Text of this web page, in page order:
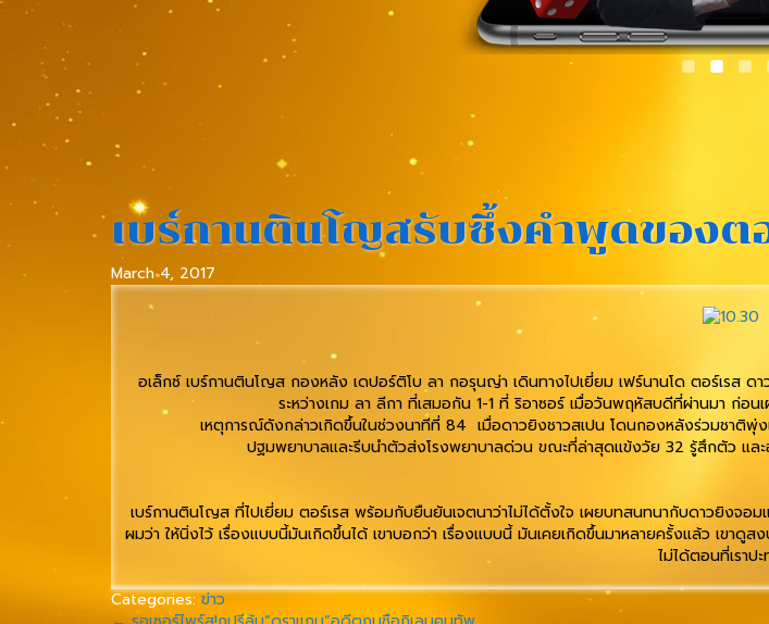
เบร์กานตินโญสรับซึ้งคำพูดของต
March 4, 2017
อเล็กซ์ เบร์กานตินโญส กองหลัง เดปอร์ติโบ ลา กอรุนญ่า เดินทางไปเยี่ยม เฟร์นานโด ตอร์เรส
ระหว่างเกม ลา ลีกา ที่เสมอกัน 1-1 ที่ ริอาซอร์ เมื่อวันพฤหัสบดีที่ผ่านมา ก่อ
เหตุการณ์ดังกล่าวเกิดขึ้นในช่วงนาทีที่ 84 เมื่อดาวยิงชาวสเปน โดนกองหลังร่วมชาติพุ่ง
ปฐมพยาบาลและรีบนำตัวส่งโรงพยาบาลด่วน ขณะที่ล่าสุดแข้งวัย 32 รู้สึกตัว แล
เบร์กานตินโญส ที่ไปเยี่ยม ตอร์เรส พร้อมกับยืนยันเจตนาว่าไม่ได้ตั้งใจ เผยบทสนทนากับดาวยิงจอมแ
ผมว่า ให้นิ่งไว้ เรื่องแบบนี้มันเกิดขึ้นได้ เขาบอกว่า เรื่องแบบนี้ มันเคยเกิดขึ้นมาหลายครั้งแล้ว เขาดูส
ไม่ได้ตอนที่เราปะ
Categories:ข่าว